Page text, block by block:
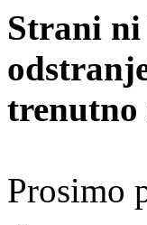
Strani ni
trenutno
Prosimo